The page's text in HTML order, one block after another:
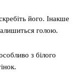
його. Інакше
голою.
з білого